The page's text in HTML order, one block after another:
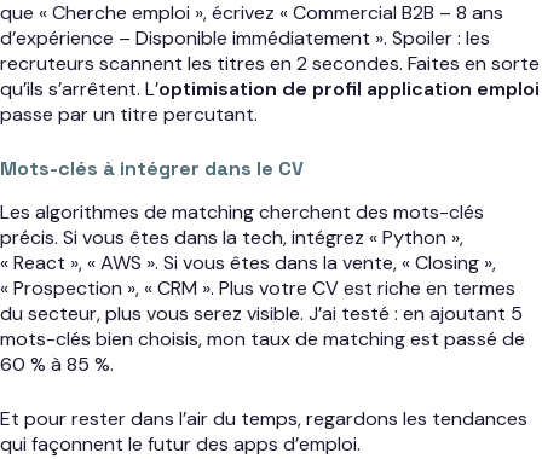
que « Cherche emploi », écrivez « Commercial B2B – 8 ans
d’expérience – Disponible immédiatement ». Spoiler : les
recruteurs scannent les titres en 2 secondes. Faites en sorte
qu’ils s’arrêtent. L’optimisation de profil application emploi
passe par un titre percutant.
Mots-clés à intégrer dans le CV
Les algorithmes de matching cherchent des mots-clés
précis. Si vous êtes dans la tech, intégrez « Python »,
« React », « AWS ». Si vous êtes dans la vente, « Closing »,
« Prospection », « CRM ». Plus votre CV est riche en termes
du secteur, plus vous serez visible. J’ai testé : en ajoutant 5
mots-clés bien choisis, mon taux de matching est passé de
60 % à 85 %.
Et pour rester dans l’air du temps, regardons les tendances
qui façonnent le futur des apps d’emploi.